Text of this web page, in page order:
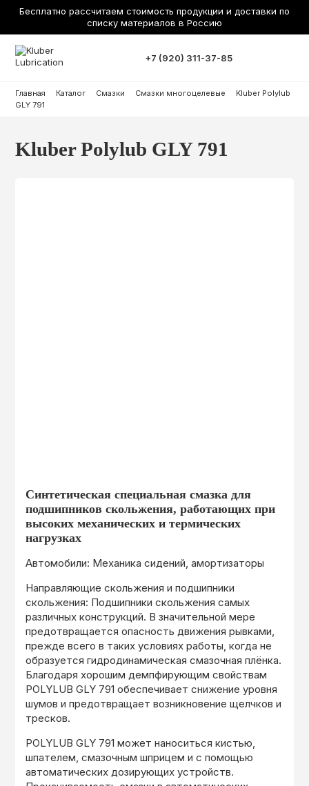
Бесплатно рассчитаем стоимость продукции и доставки по
списку материалов в Россию
+7 (920) 311-37-85
Главная Каталог Смазки Смазки многоцелевые
Kluber Polylub
GLY 791
Kluber Polylub GLY 791
Синтетическая специальная смазка для
подшипников скольжения, работающих при
высоких механических и термических
нагрузках
Автомобили: Механика сидений, амортизаторы
Направляющие скольжения и подшипники
скольжения: Подшипники скольжения самых
различных конструкций. В значительной мере
предотвращается опасность движения рывками,
прежде всего в таких условиях работы, когда не
образуется гидродинамическая смазочная плёнка.
Благодаря хорошим демпфирующим свойствам
POLYLUB GLY 791 обеспечивает снижение уровня
шумов и предотвращает возникновение щелчков и
тресков.
POLYLUB GLY 791 может наноситься кистью,
шпателем, смазочным шприцем и с помощью
автоматических дозирующих устройств.